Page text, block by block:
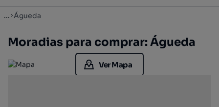
... Águeda
Moradias para comprar: Águeda
Ver Mapa